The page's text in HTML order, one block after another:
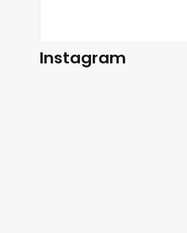
Instagram